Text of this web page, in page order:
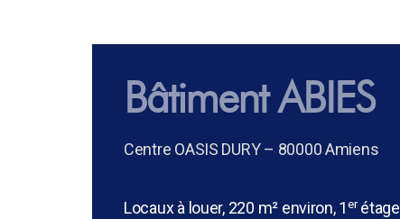
Bâtiment ABIES
Centre OASIS DURY – 80000 Amiens
Locaux à louer, 220 m² environ, 1erétage